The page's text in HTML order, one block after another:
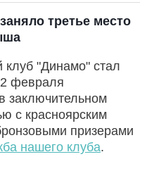
третье место
клуб "Динамо" стал
февраля
заключительном
с красноярским
призерами
нашего клуба.